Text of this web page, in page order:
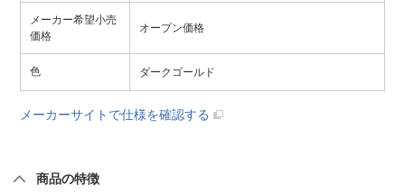
メーカー希望小売
価格
オープン価格
色 ダークゴールド
メーカーサイトで仕様を確認する
商品の特徴